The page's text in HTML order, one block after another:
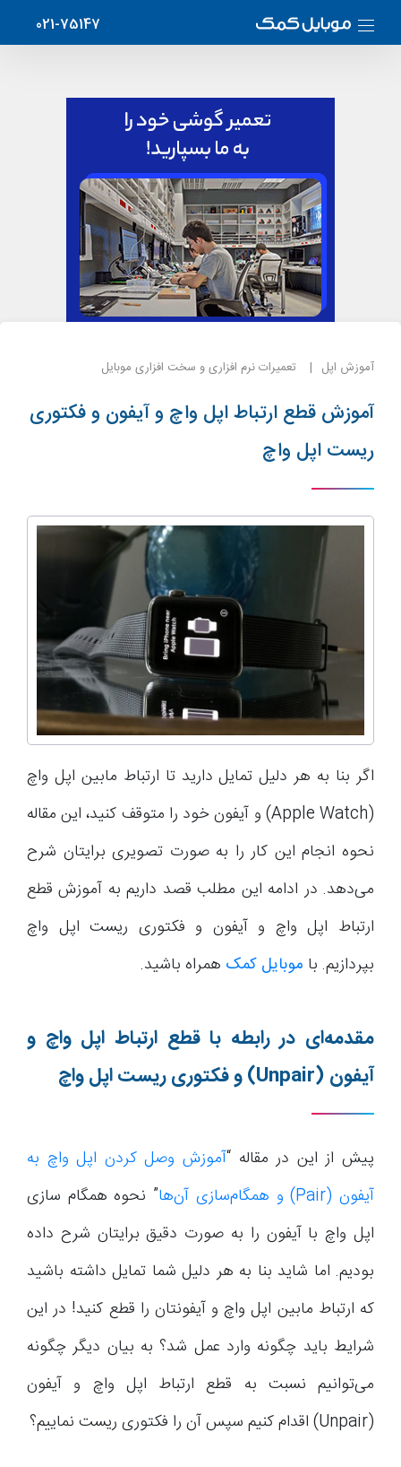
021-75147
آموزش اپل تعمیرات نرم افزاری و سخت افزاری موبایل
آموزش قطع ارتباط اپل واچ و آیفون و فکتوری
ریست اپل واچ
اگر بنا به هر دلیل تمایل دارید تا ارتباط مابین اپل واچ
(Apple Watch) و آیفون خود را متوقف کنید، این مقاله
نحوه انجام این کار را به صورت تصویری برایتان شرح
می‌دهد. در ادامه این مطلب قصد داریم به آموزش قطع
ارتباط اپل واچ و آیفون و فکتوری ریست اپل واچ
بپردازیم. با موبایل کمک همراه باشید.
مقدمه‌ای در رابطه با قطع ارتباط اپل واچ و
آیفون (Unpair) و فکتوری ریست اپل واچ
پیش از این در مقاله “آموزش وصل کردن اپل واچ به
آیفون (Pair) و همگام‌سازی آن‌ها
” نحوه همگام سازی
اپل واچ با آیفون را به صورت دقیق برایتان شرح داده
بودیم. اما شاید بنا به هر دلیل شما تمایل داشته باشید
که ارتباط مابین اپل واچ و آیفونتان را قطع کنید! در این
شرایط باید چگونه وارد عمل شد؟ به بیان دیگر چگونه
می‌توانیم نسبت به قطع ارتباط اپل واچ و آیفون
(Unpair) اقدام کنیم سپس آن را فکتوری ریست نماییم؟